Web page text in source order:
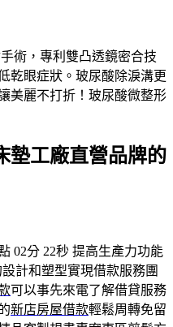
術，專利雙凸透鏡密合技
乾眼症狀。玻尿酸除淚溝更
美麗不打折！玻尿酸微整形
墊工廠直營品牌的
02分 22秒 提高生產力功能
計和塑型實現借款服務團
可以事先來電了解借貸服務
新店房屋借款輕鬆周轉免留